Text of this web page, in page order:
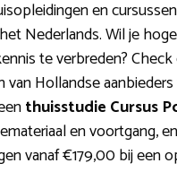
en
Nederlands. Wil je
te verbreden?
Hollandse
thuisstudie Cursus
en voortgang,
vanaf €179,00 bij een